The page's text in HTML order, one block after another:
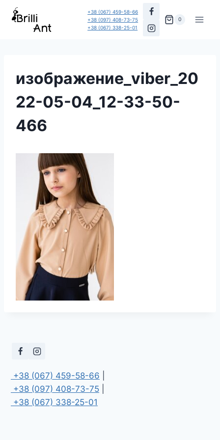
Перейти
+38 (067) 459-58-66
+38 (097) 408-73-75
+38 (067) 338-25-01
0
изображение_viber_20
22-05-04_12-33-50-
466
+38 (067) 459-58-66
+38 (097) 408-73-75
+38 (067) 338-25-01